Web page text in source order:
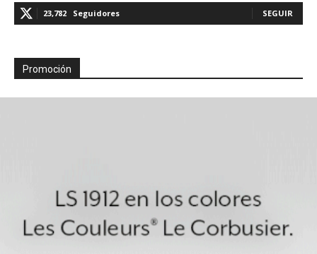
23,782 Seguidores SEGUIR
Promoción